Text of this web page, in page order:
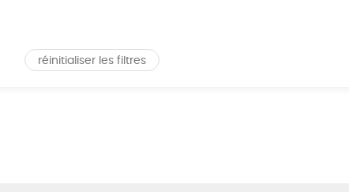
réinitialiser les filtres